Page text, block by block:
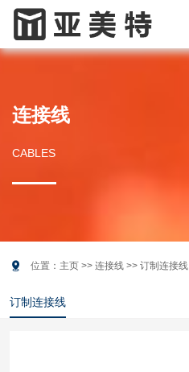
连接线
CABLES
订制连接线
 位置： 主页 >> 连接线 >> 订制连接线